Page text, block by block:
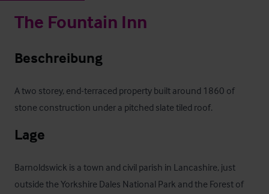
The Fountain Inn
Beschreibung
A two storey, end-terraced property built around 1860 of
stone construction under a pitched slate tiled roof.
Lage
Barnoldswick is a town and civil parish in Lancashire, just
outside the Yorkshire Dales National Park and the Forest of